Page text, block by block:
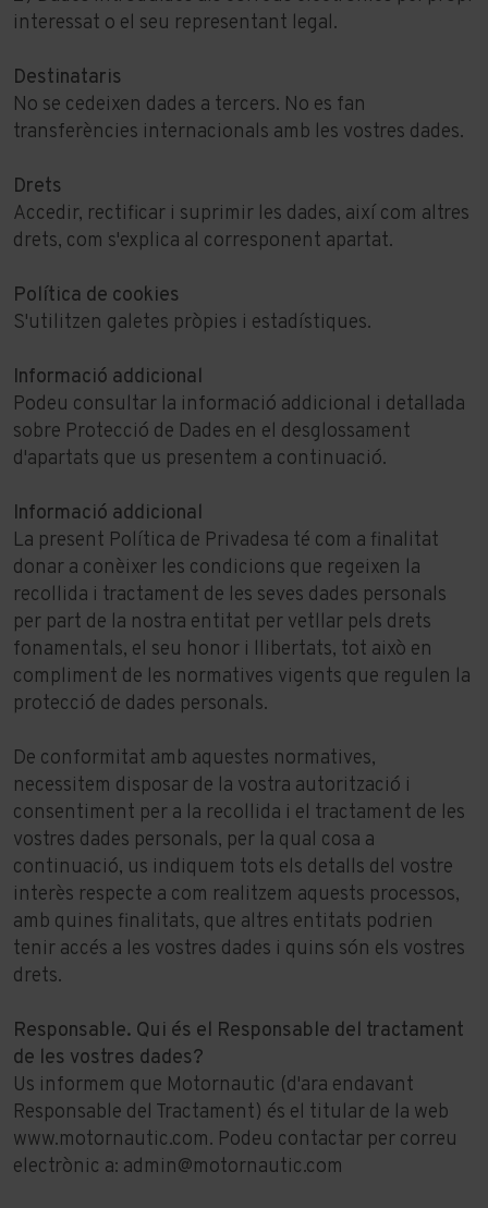
interessat o el seu representant legal.
Destinataris
No se cedeixen dades a tercers. No es fan
transferències internacionals amb les vostres dades.
Drets
Accedir, rectificar i suprimir les dades, així com altres
drets, com s'explica al corresponent apartat.
Política de cookies
S'utilitzen galetes pròpies i estadístiques.
Informació addicional
Podeu consultar la informació addicional i detallada
sobre Protecció de Dades en el desglossament
d'apartats que us presentem a continuació.
Informació addicional
La present Política de Privadesa té com a finalitat
donar a conèixer les condicions que regeixen la
recollida i tractament de les seves dades personals
per part de la nostra entitat per vetllar pels drets
fonamentals, el seu honor i llibertats, tot això en
compliment de les normatives vigents que regulen la
protecció de dades personals.
De conformitat amb aquestes normatives,
necessitem disposar de la vostra autorització i
consentiment per a la recollida i el tractament de les
vostres dades personals, per la qual cosa a
continuació, us indiquem tots els detalls del vostre
interès respecte a com realitzem aquests processos,
amb quines finalitats, que altres entitats podrien
tenir accés a les vostres dades i quins són els vostres
drets.
Responsable. Qui és el Responsable del tractament
de les vostres dades?
Us informem que Motornautic (d'ara endavant
Responsable del Tractament) és el titular de la web
www.motornautic.com. Podeu contactar per correu
electrònic a: admin@motornautic.com